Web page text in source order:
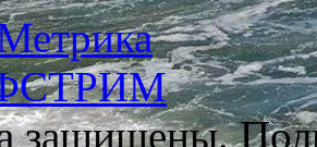
защищены.